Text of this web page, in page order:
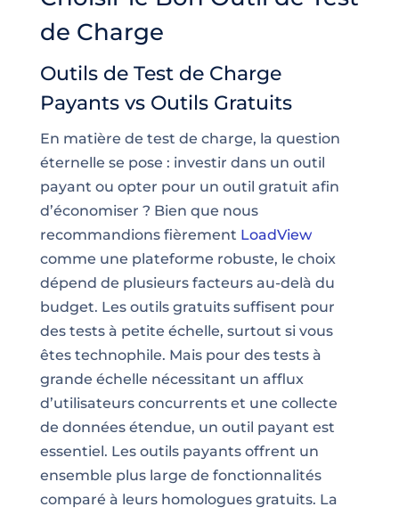
de Charge
Outils de Test de Charge
Payants vs Outils Gratuits
En matière de test de charge, la question
éternelle se pose : investir dans un outil
payant ou opter pour un outil gratuit afin
d’économiser ? Bien que nous
recommandions fièrement LoadView
comme une plateforme robuste, le choix
dépend de plusieurs facteurs au-delà du
budget. Les outils gratuits suffisent pour
des tests à petite échelle, surtout si vous
êtes technophile. Mais pour des tests à
grande échelle nécessitant un afflux
d’utilisateurs concurrents et une collecte
de données étendue, un outil payant est
essentiel. Les outils payants offrent un
ensemble plus large de fonctionnalités
comparé à leurs homologues gratuits. La